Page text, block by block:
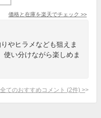
価格と在庫を楽天でチェック >>
やヒラメなども狙えま
使い分けながら楽しめま
全てのおすすめコメント (2件) >